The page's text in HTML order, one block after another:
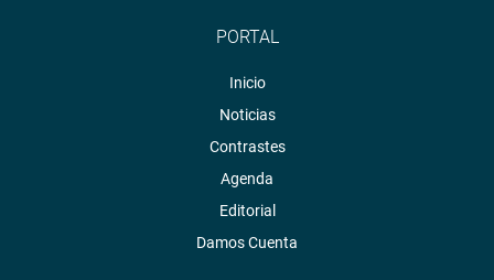
PORTAL
Inicio
Noticias
Contrastes
Agenda
Editorial
Damos Cuenta